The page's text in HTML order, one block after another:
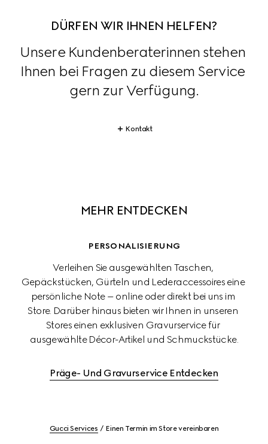
DÜRFEN WIR IHNEN HELFEN?
Unsere Kundenberaterinnen stehen
Ihnen bei Fragen zu diesem Service
gern zur Verfügung.
Kontakt
MEHR ENTDECKEN
PERSONALISIERUNG
Verleihen Sie ausgewählten Taschen,
Gepäckstücken, Gürteln und Lederaccessoires eine
persönliche Note – online oder direkt bei uns im
Store. Darüber hinaus bieten wir Ihnen in unseren
Stores einen exklusiven Gravurservice für
ausgewählte Décor-Artikel und Schmuckstücke.
Präge- Und Gravurservice Entdecken
Gucci Services Einen Termin im Store vereinbaren